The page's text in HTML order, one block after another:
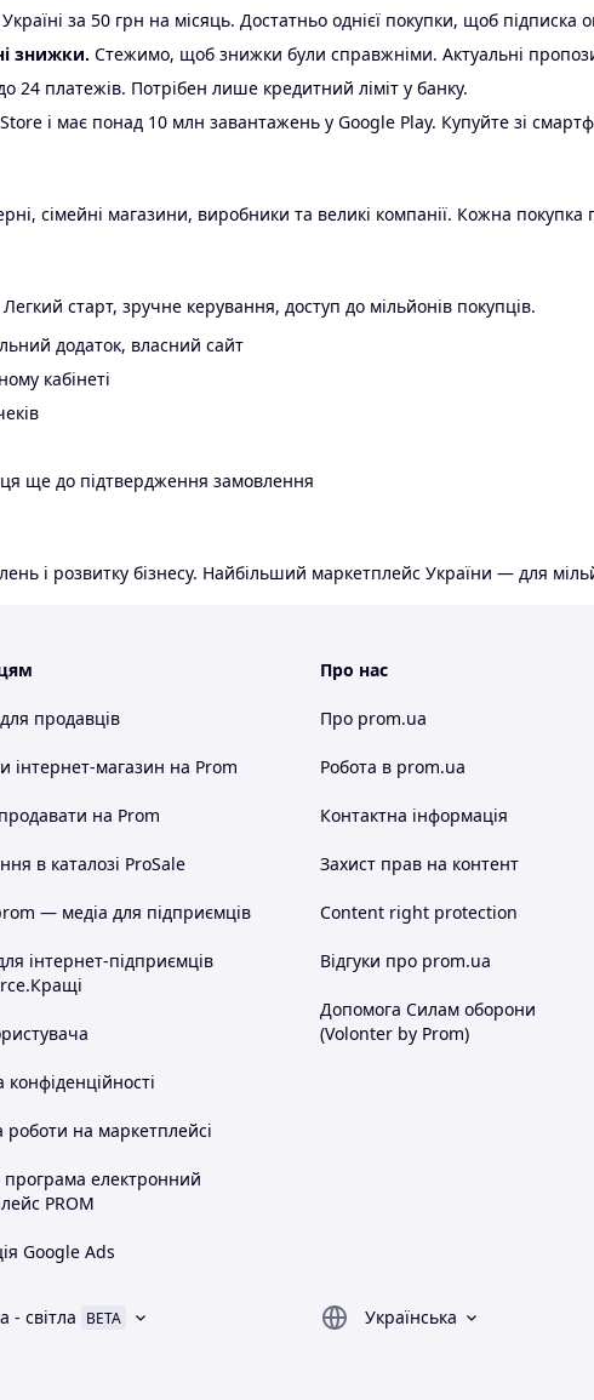
за 50 грн на місяць. Достатньо однієї покупки, щоб підписка
знижки. Стежимо, щоб знижки були справжніми. Актуальні
24 платежів. Потрібен лише кредитний ліміт у банку.
і має понад 10 млн завантажень у Google Play. Купуйте зі
сімейні магазини, виробники та великі компанії. Кожна покупка
старт, зручне керування, доступ до мільйонів покупців.
додаток, власний сайт
кабінеті
ще до підтвердження замовлення
і розвитку бізнесу. Найбільший маркетплейс України — для
продавців
інтернет-магазин на Prom
на Prom
в каталозі ProSale
— медіа для підприємців
інтернет-підприємців
конфіденційності
роботи на маркетплейсі
програма електронний
PROM
Google Ads
Про нас
Про prom.ua
Робота в prom.ua
Контактна інформація
Захист прав на контент
Content right protection
Відгуки про prom.ua
Допомога Силам оборони
(Volonter by Prom)
- світла BETA
Українська